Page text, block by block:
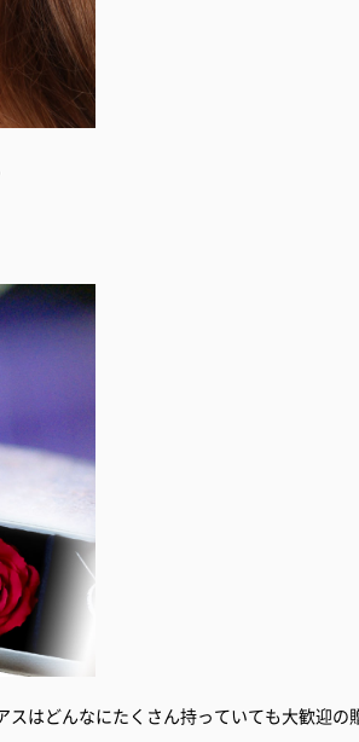
はどんなにたくさん持っていても大歓迎の